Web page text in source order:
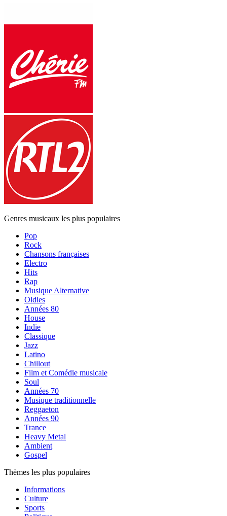
Genres musicaux les plus populaires
Pop
Rock
Chansons françaises
Electro
Hits
Rap
Musique Alternative
Oldies
Années 80
House
Indie
Classique
Jazz
Latino
Chillout
Film et Comédie musicale
Soul
Années 70
Musique traditionnelle
Reggaeton
Années 90
Trance
Heavy Metal
Ambient
Gospel
Thèmes les plus populaires
Informations
Culture
Sports